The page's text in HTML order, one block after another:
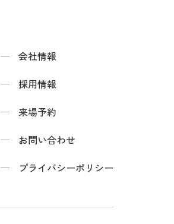
会社情報
採用情報
来場予約
お問い合わせ
プライバシーポリシー